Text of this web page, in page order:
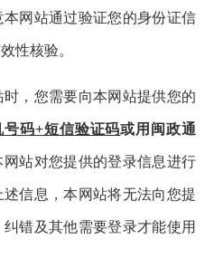
本网站通过验证您的身份证信
性核验。
，您需要向本网站提供您的
号码+短信验证码或用闽政通
网站对您提供的登录信息进行
信息，本网站将无法向您提
错及其他需要登录才能使用